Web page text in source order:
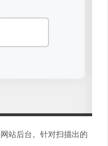
站后台。针对扫描出的